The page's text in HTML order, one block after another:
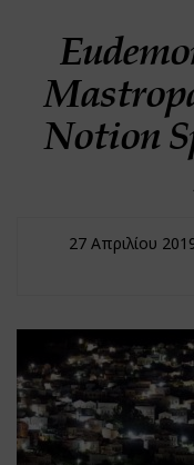
Notion
27 Απριλίου